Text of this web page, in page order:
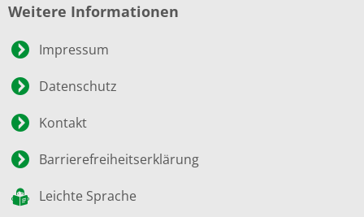
Weitere Informationen
Impressum
Datenschutz
Kontakt
Barrierefreiheitserklärung
Leichte Sprache